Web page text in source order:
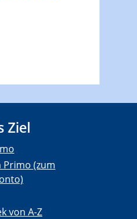
Ziel
Primo (zum
von A-Z